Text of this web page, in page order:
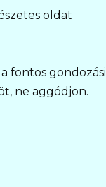
oldat
fontos gondozási
ne aggódjon.